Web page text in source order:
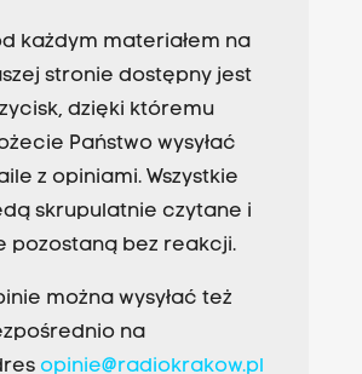
każdym materiałem na
stronie dostępny jest
dzięki któremu
Państwo wysyłać
z opiniami. Wszystkie
skrupulatnie czytane i
pozostaną bez reakcji.
można wysyłać też
na
opinie@radiokrakow.pl